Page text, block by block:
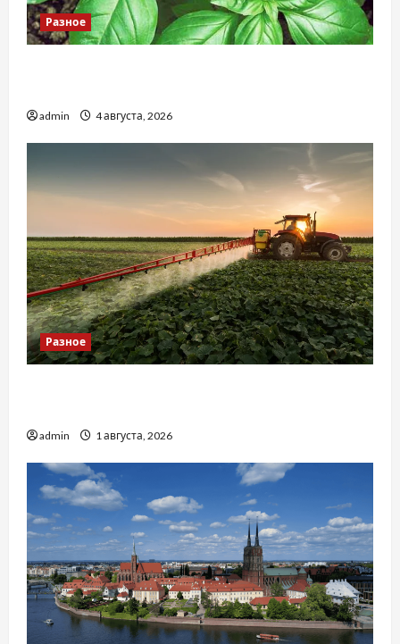
Разное
admin 4 августа, 2026
Разное
admin 1 августа, 2026